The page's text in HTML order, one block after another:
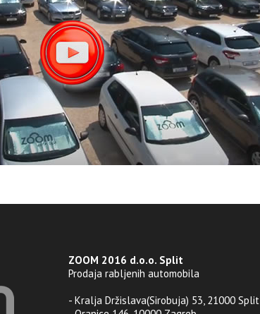
ZOOM 2016 d.o.o. Split
Prodaja rabljenih automobila
- Kralja Držislava(Sirobuja) 53, 21000 Split